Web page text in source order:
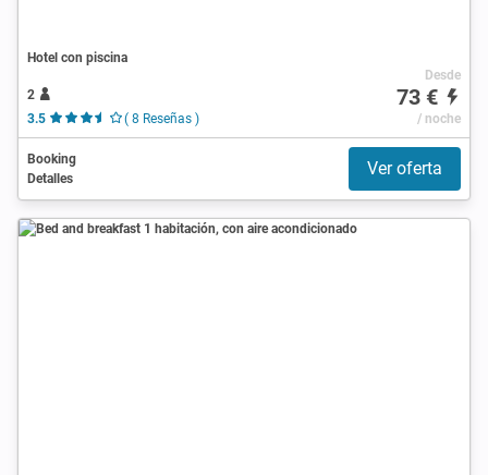
Hotel con piscina
2
3.5
( 8 Reseñas )
Desde
73 €
/ noche
Booking
Detalles
Ver oferta